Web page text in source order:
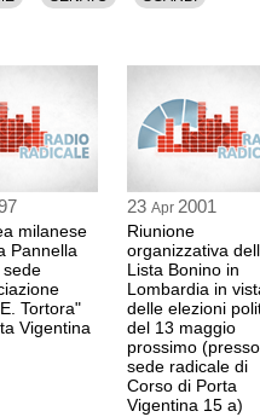
milanese
Pannella
sede
Tortora"
Vigentina
23 Apr 2001
Riunione
organizzativa
Lista Bonino in
Lombardia in
delle elezioni
del 13 maggio
prossimo
sede radicale di
Corso di Porta
Vigentina 15 a)